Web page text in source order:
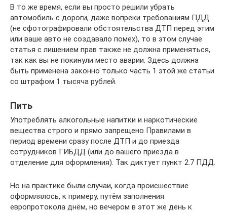
В то же время, если вы просто решили убрать
автомобиль с дороги, даже вопреки требованиям ПДД
(не сфотографировали обстоятельства ДТП перед этим
или ваше авто не создавало помех), то в этом случае
статья с лишением прав также не должна применяться,
так как вы не покинули место аварии. Здесь должна
быть применена законно только часть 1 этой же статьи
со штрафом 1 тысяча рублей.
Пить
Употреблять алкогольные напитки и наркотические
вещества строго и прямо запрещено Правилами в
период времени сразу после ДТП и до приезда
сотрудников ГИБДД (или до вашего приезда в
отделение для оформления). Так диктует пункт 2.7 ПДД.
Но на практике были случаи, когда происшествие
оформлялось, к примеру, путём заполнения
европротокола днём, но вечером в этот же день к